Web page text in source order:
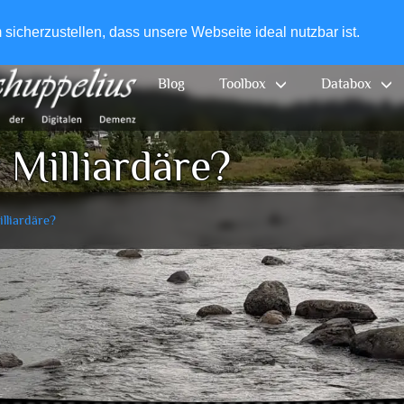
dass unsere Webseite ideal nutzbar ist.
Blog Toolbox Databox